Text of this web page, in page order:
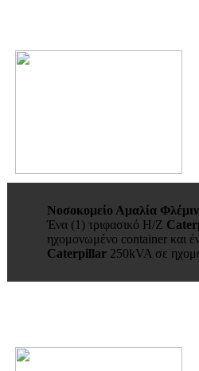
Νοσοκομείο Αμαλία
Ένα (1) τριφασικό Η/Ζ
ηχομονωμένο container και
Caterpillar 250kVA σε